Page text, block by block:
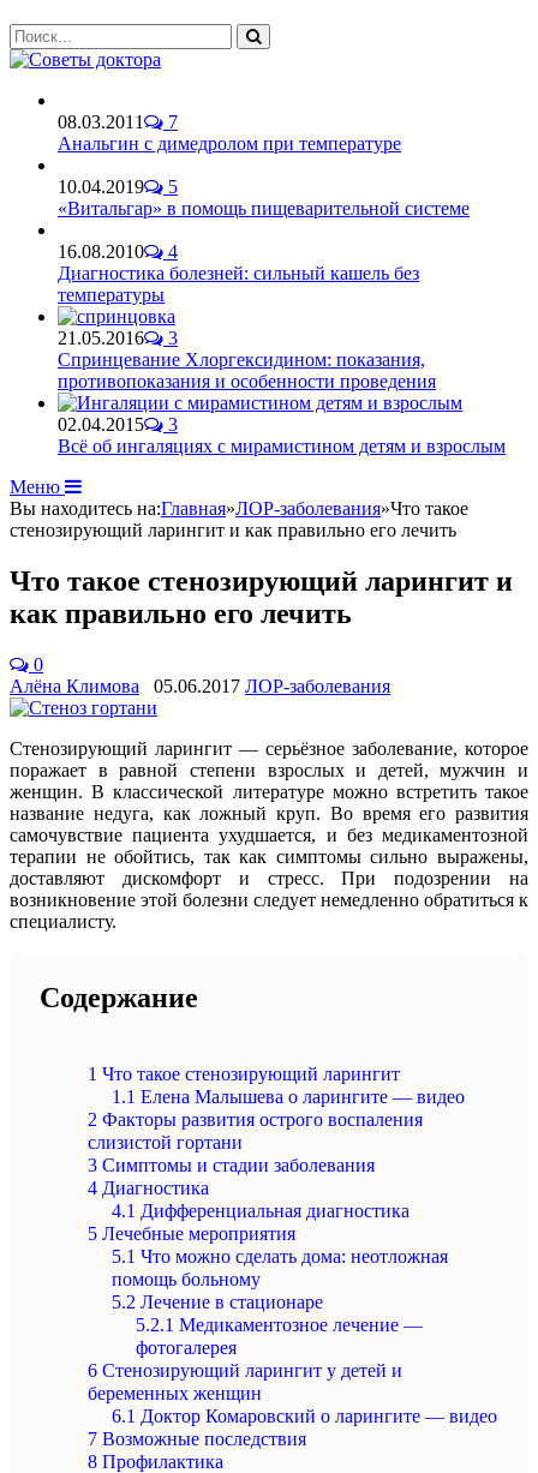
08.03.2011
7
Анальгин с димедролом при температуре
10.04.2019
5
«Витальгар» в помощь пищеварительной системе
16.08.2010
4
Диагностика болезней: сильный кашель без
температуры
21.05.2016
3
Спринцевание Хлоргексидином: показания,
противопоказания и особенности проведения
02.04.2015
3
Всё об ингаляциях с мирамистином детям и взрослым
Меню
Вы находитесь на:Главная»ЛОР-заболевания»Что такое
стенозирующий ларингит и как правильно его лечить
Что такое стенозирующий ларингит и
как правильно его лечить
0
Алёна Климова
05.06.2017 ЛОР-заболевания
Стенозирующий ларингит — серьёзное заболевание, которое
поражает в равной степени взрослых и детей, мужчин и
женщин. В классической литературе можно встретить такое
название недуга, как ложный круп. Во время его развития
самочувствие пациента ухудшается, и без медикаментозной
терапии не обойтись, так как симптомы сильно выражены,
доставляют дискомфорт и стресс. При подозрении на
возникновение этой болезни следует немедленно обратиться к
специалисту.
Содержание
1 Что такое стенозирующий ларингит
1.1 Елена Малышева о ларингите — видео
2 Факторы развития острого воспаления
слизистой гортани
3 Симптомы и стадии заболевания
4 Диагностика
4.1 Дифференциальная диагностика
5 Лечебные мероприятия
5.1 Что можно сделать дома: неотложная
помощь больному
5.2 Лечение в стационаре
5.2.1 Медикаментозное лечение —
фотогалерея
6 Стенозирующий ларингит у детей и
беременных женщин
6.1 Доктор Комаровский о ларингите — видео
7 Возможные последствия
8 Профилактика